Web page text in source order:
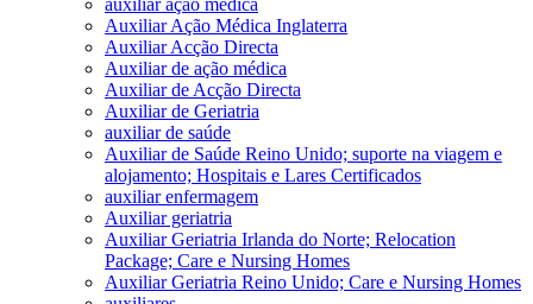
Auxiliar Ação Médica Inglaterra
Auxiliar Acção Directa
Auxiliar de ação médica
Auxiliar de Acção Directa
Auxiliar de Geriatria
auxiliar de saúde
Auxiliar de Saúde Reino Unido; suporte na viagem e
alojamento; Hospitais e Lares Certificados
auxiliar enfermagem
Auxiliar geriatria
Auxiliar Geriatria Irlanda do Norte; Relocation
Package; Care e Nursing Homes
Auxiliar Geriatria Reino Unido; Care e Nursing Homes